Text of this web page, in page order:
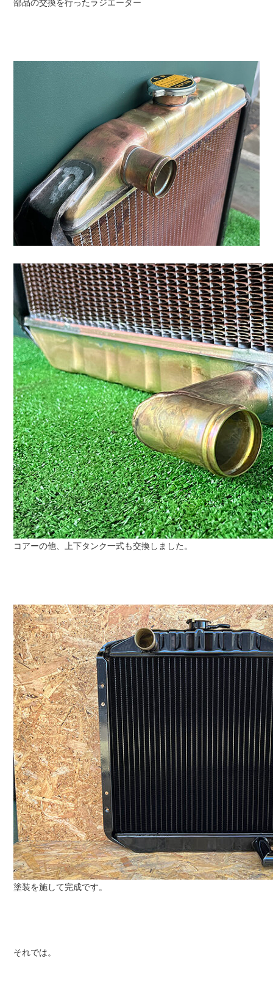
部品の交換を行ったラジエーター
コアーの他、上下タンク一式も交換しました。
塗装を施して完成です。
それでは。